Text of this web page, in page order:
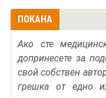
ПОКАНА
Ако сте
допринесете за
свой собствен
грешка от едно